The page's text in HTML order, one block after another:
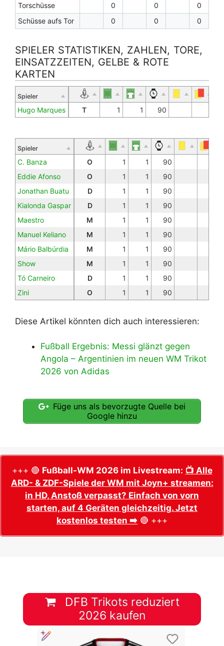
Torschüsse
0 0
0
Schüsse aufs Tor
0 0 0
SPIELER STATISTIKEN, ZAHLEN, TORE,
EINSATZZEITEN, GELBE & ROTE
KARTEN
Spieler
Hugo Marques T 1 1 90
Spieler
C. Banza O 1 1
90
Eddie Afonso
O 1 1
90
Jonathan Buatu
D 1 1
90
Kialonda Gaspar
D 1 1
90
Maestro
M 1 1
90
Manuel Keliano
M 1 1
90
Mário Balbúrdia
M 1 1
90
Show
M 1 1
90
Tó Carneiro
D 1 1
90
Zini
O 1 1 90
Diese Artikel könnten dich auch interessieren:
Fußball Ergebnis: Messi glänzt gegen
Angola – Argentinien im neuen WM Trikot
2026 von Adidas
Füge uns als bevorzugte Quelle bei
Google hinzu
+++ 🔴 Fußball-WM 2026 im Livestream: 📺 Alle
ARD- & ZDF-Spiele der WM mit Joyn+ streamen:
in HD, Anstoß verpasst? Einfach von vorn
starten, auf 4 Geräten gleichzeitig. Jetzt
kostenlos testen ➡️ 🔴 +++
DFB Trikots reduziert
2026 kaufen